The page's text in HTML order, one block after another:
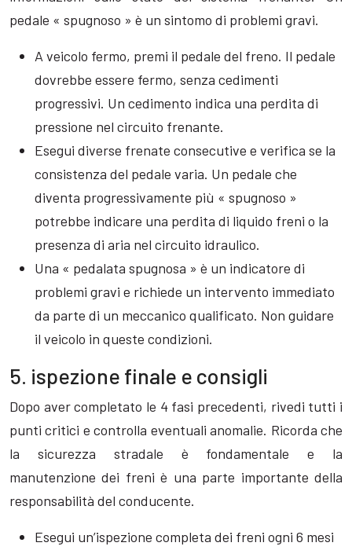
pedale « spugnoso » è un sintomo di problemi gravi.
A veicolo fermo, premi il pedale del freno. Il pedale
dovrebbe essere fermo, senza cedimenti
progressivi. Un cedimento indica una perdita di
pressione nel circuito frenante.
Esegui diverse frenate consecutive e verifica se la
consistenza del pedale varia. Un pedale che
diventa progressivamente più « spugnoso »
potrebbe indicare una perdita di liquido freni o la
presenza di aria nel circuito idraulico.
Una « pedalata spugnosa » è un indicatore di
problemi gravi e richiede un intervento immediato
da parte di un meccanico qualificato. Non guidare
il veicolo in queste condizioni.
5. ispezione finale e consigli
Dopo aver completato le 4 fasi precedenti, rivedi tutti i
punti critici e controlla eventuali anomalie. Ricorda che
la sicurezza stradale è fondamentale e la
manutenzione dei freni è una parte importante della
responsabilità del conducente.
Esegui un’ispezione completa dei freni ogni 6 mesi